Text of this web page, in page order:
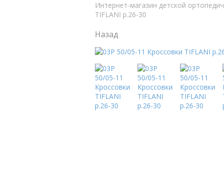
Интернет-магазин детской
TIFLANI р.26-30
Назад